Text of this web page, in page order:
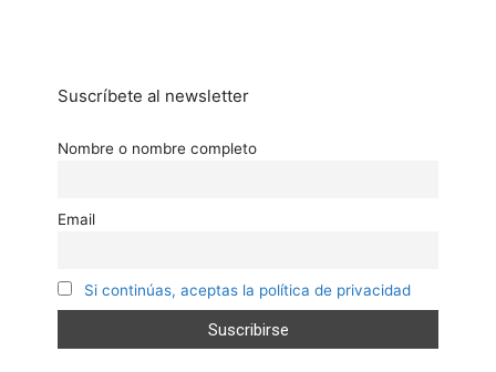
Suscríbete al newsletter
Nombre o nombre completo
Email
Si continúas, aceptas la política de privacidad